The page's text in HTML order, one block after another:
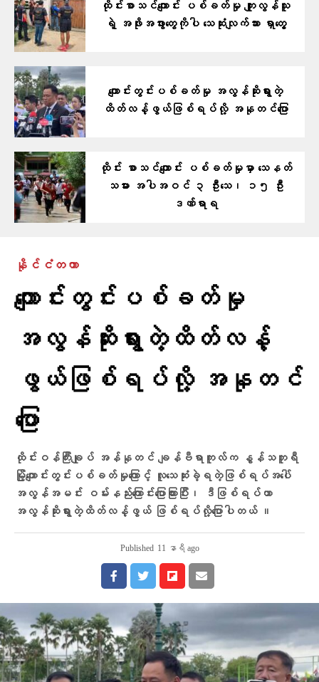
ထိုင်းစာသင်ကျောင်း ပစ်ခတ်မှု ကျူးလွန်သူ
ရဲ့ အဖိုးအဖွားတွေကိုပါ သေဆုံးလျက်သား ရှာတွေ့
ကျောင်းတွင်းပစ်ခတ်မှု အလွန်ဆိုးရွားတဲ့
ထိတ်လန့်ဖွယ်ဖြစ်ရပ်လို့ အနုတင်​ပြော
ထိုင်း စာသင်ကျောင်း ပစ်ခတ်မှုမှာ သေနတ်
သမား အပါအဝင် ၃ ဦးသေ၊ ၁၅ ဦး
ဒဏ်ရာရ
နိုင်ငံတကာ
ကျောင်းတွင်းပစ်ခတ်မှု
အလွန်ဆိုးရွားတဲ့ထိတ်လန့်
ဖွယ်ဖြစ်ရပ်လို့ အနုတင်​
ပြော
ထိုင်းဝန်ကြီးချုပ် အန်နုတင် ချန်ဗီရာကူလ်က နွန်သဘူရီ
မြို့ကျောင်းတွင်းပစ်ခတ်မှုကြောင့် လူသေဆုံးခဲ့ရတဲ့ဖြစ်ရပ်အပေါ်
အလွန်အမင်း ဝမ်းနည်းကြောင်းပြောကြားပြီး၊ ဒီဖြစ်ရပ်ဟာ
အလွန်ဆိုးရွားတဲ့ထိတ်လန့်ဖွယ် ဖြစ်ရပ်လို့​ပြောပါတယ် ။
Published 11 နာရီ ago